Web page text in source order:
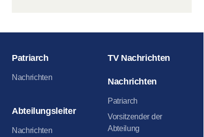
Patriarch
Nachrichten
Abteilungsleiter
Nachrichten
TV Nachrichten
Nachrichten
Patriarch
Vorsitzender der
Abteilung